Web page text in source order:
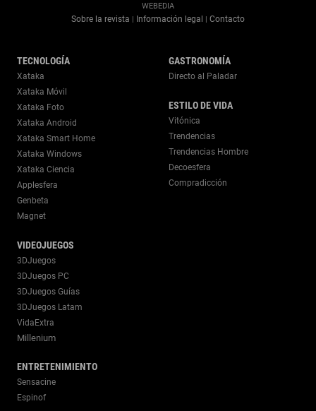
WEBEDIA
Sobre la revista | Información legal | Contacto
TECNOLOGÍA
Xataka
Xataka Móvil
Xataka Foto
Xataka Android
Xataka Smart Home
Xataka Windows
Xataka Ciencia
Applesfera
Genbeta
Magnet
VIDEOJUEGOS
3DJuegos
3DJuegos PC
3DJuegos Guías
3DJuegos Latam
VidaExtra
Millenium
ENTRETENIMIENTO
Sensacine
Espinof
GASTRONOMÍA
Directo al Paladar
ESTILO DE VIDA
Vitónica
Trendencias
Trendencias Hombre
Decoesfera
Compradicción